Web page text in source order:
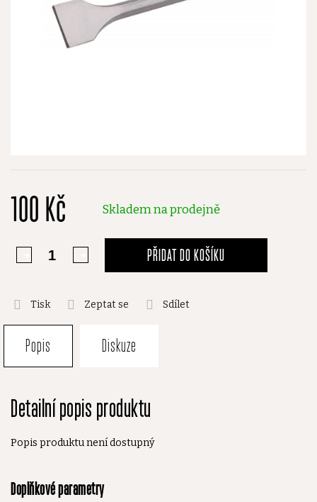
100 Kč Skladem na prodejně
PŘIDAT DO KOŠÍKU
Tisk Zeptat se Sdílet
Popis Diskuze
Detailní popis produktu
Popis produktu není dostupný
Doplňkové parametry